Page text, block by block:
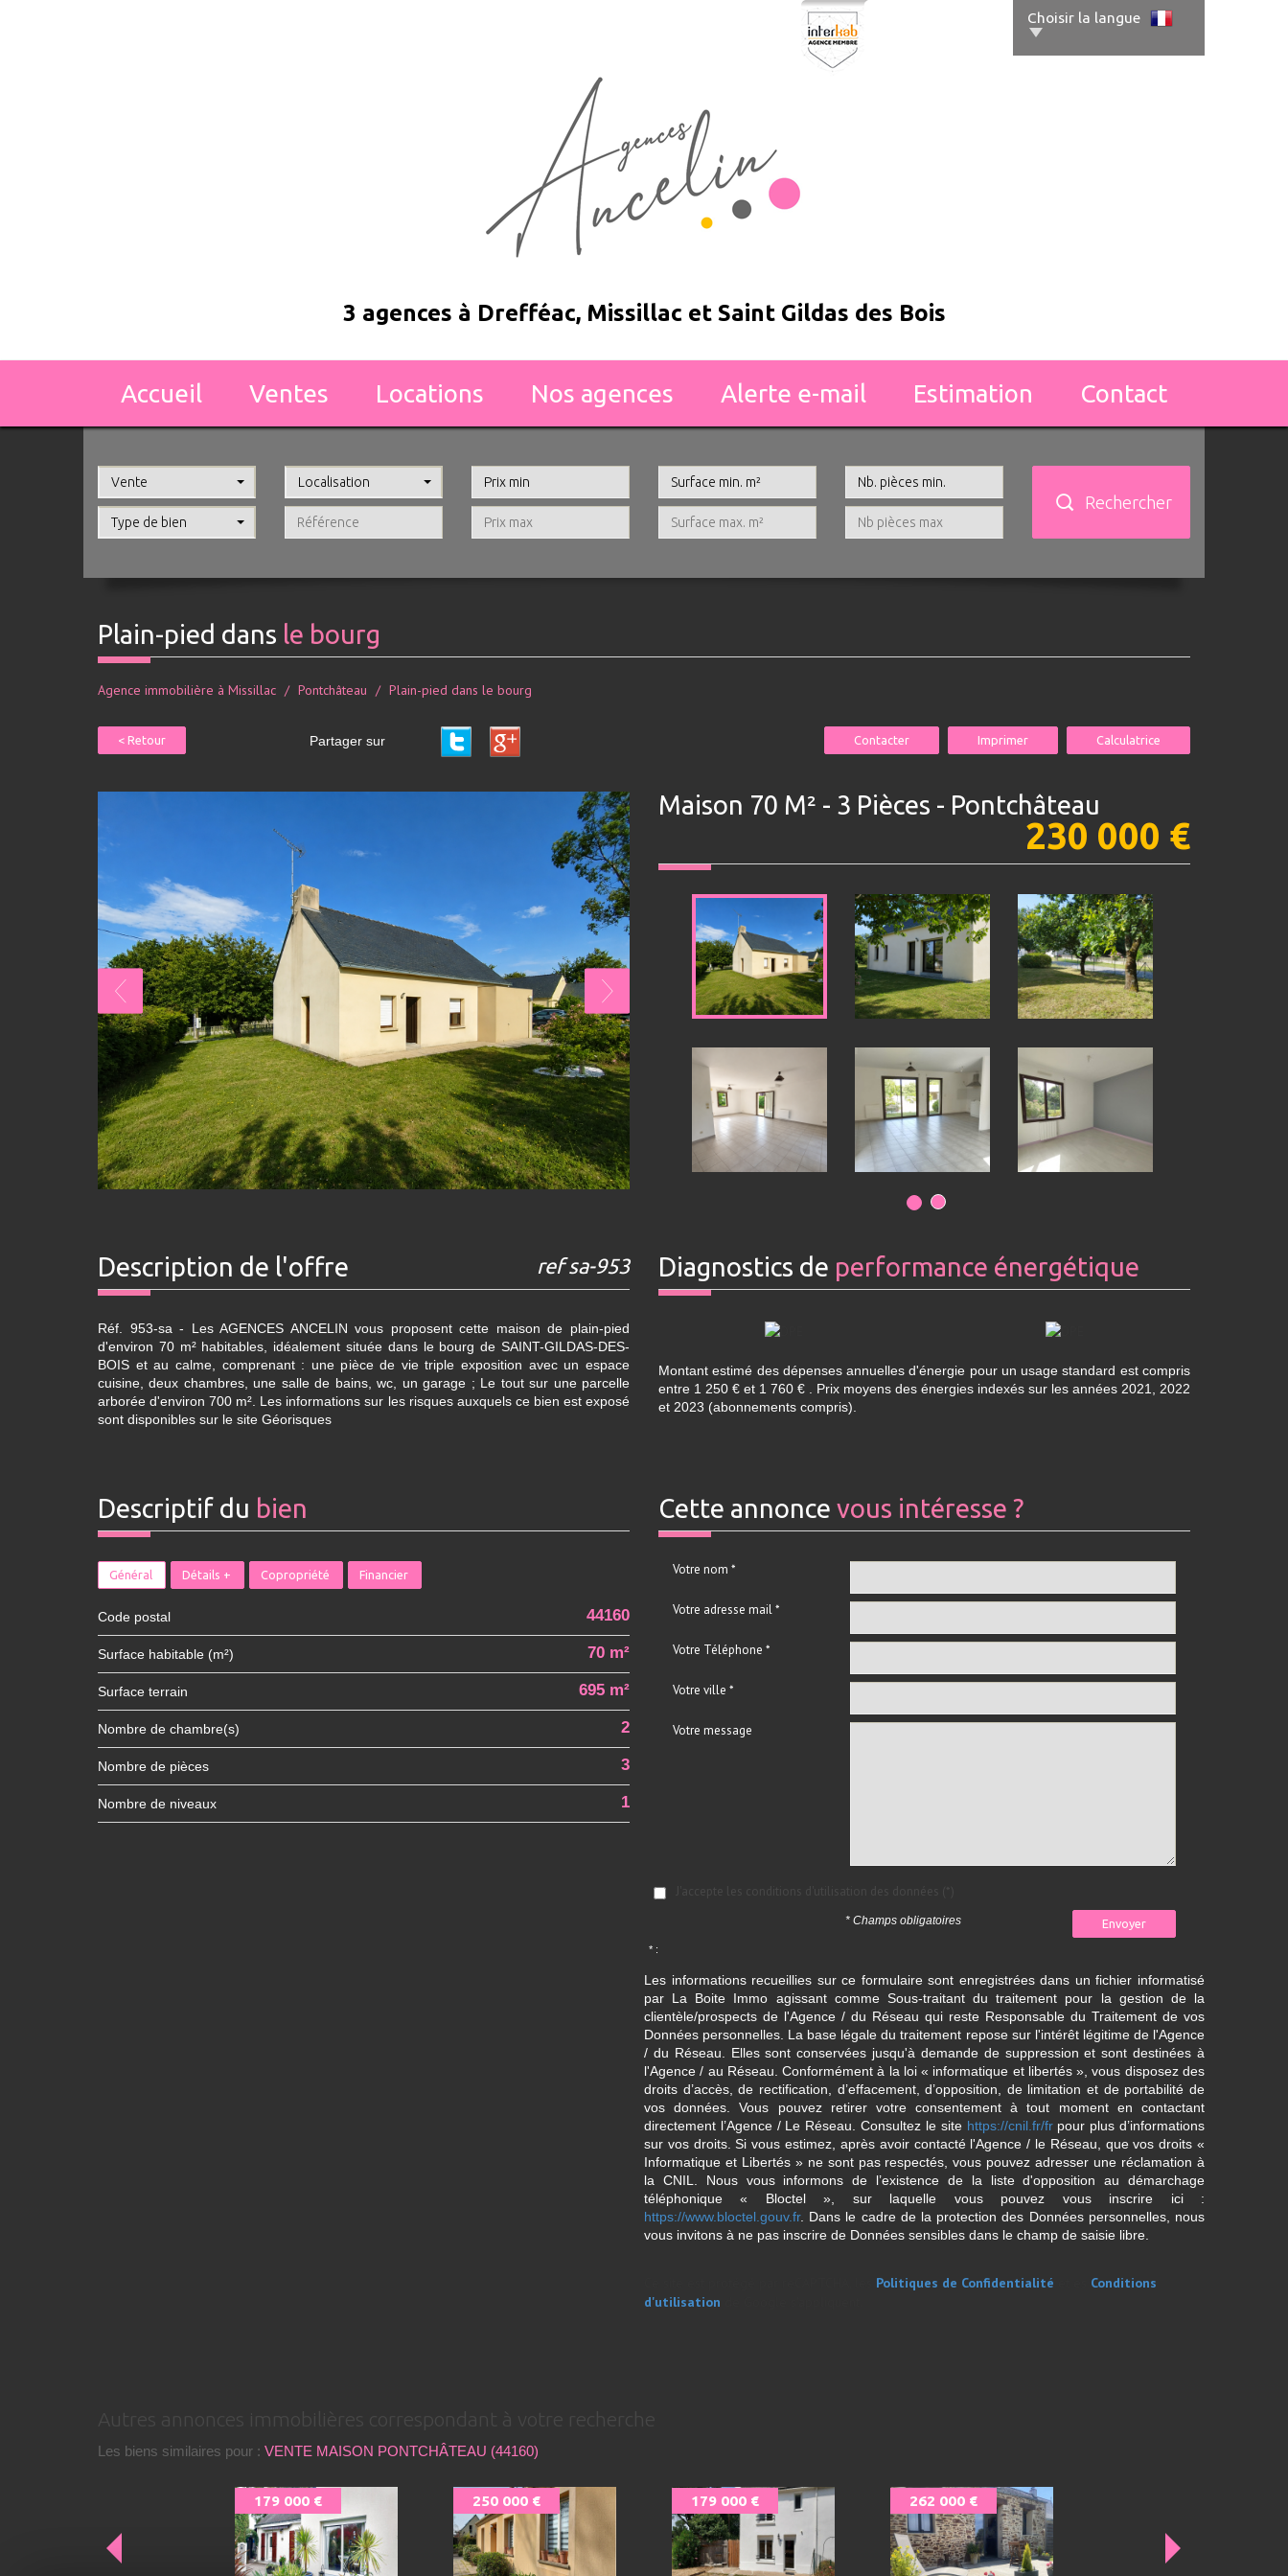
Choisir la langue
3 agences à Drefféac, Missillac et Saint Gildas des Bois
accueil ventes locations nos agences alerte e-mail estimation contact
Vente
Type de bien
Localisation
Rechercher
plain-pied dans le bourg
Agence immobilière à Missillac Pontchâteau Plain-pied dans le bourg
< Retour Partager sur Contacter Imprimer Calculatrice
Maison 70 M² - 3 Pièces - Pontchâteau
230 000 €
description de l'offre ref sa-953
Réf. 953-sa - Les AGENCES ANCELIN vous proposent cette maison de plain-pied
d'environ 70 m² habitables, idéalement située dans le bourg de SAINT-GILDAS-DES-
BOIS et au calme, comprenant : une pièce de vie triple exposition avec un espace
cuisine, deux chambres, une salle de bains, wc, un garage ; Le tout sur une parcelle
arborée d'environ 700 m². Les informations sur les risques auxquels ce bien est exposé
sont disponibles sur le site Géorisques
diagnostics de performance énergétique
Montant estimé des dépenses annuelles d'énergie pour un usage standard est compris
entre 1 250 € et 1 760 € . Prix moyens des énergies indexés sur les années 2021, 2022
et 2023 (abonnements compris).
descriptif du bien
Général Détails + Copropriété Financier
Code postal 44160
Surface habitable (m²) 70 m²
surface terrain 695 m²
Nombre de chambre(s) 2
Nombre de pièces 3
Nombre de niveaux 1
cette annonce vous intéresse ?
Votre nom *
Votre adresse mail *
Votre Téléphone *
Votre ville *
Votre message
Envoyer
* Champs obligatoires
* :
Les informations recueillies sur ce formulaire sont enregistrées dans un fichier informatisé
par La Boite Immo agissant comme Sous-traitant du traitement pour la gestion de la
clientèle/prospects de l'Agence / du Réseau qui reste Responsable du Traitement de vos
Données personnelles. La base légale du traitement repose sur l'intérêt légitime de l'Agence
/ du Réseau. Elles sont conservées jusqu'à demande de suppression et sont destinées à
l'Agence / au Réseau. Conformément à la loi « informatique et libertés », vous disposez des
droits d’accès, de rectification, d’effacement, d’opposition, de limitation et de portabilité de
vos données. Vous pouvez retirer votre consentement à tout moment en contactant
directement l’Agence / Le Réseau. Consultez le site https://cnil.fr/frpour plus d’informations
sur vos droits. Si vous estimez, après avoir contacté l'Agence / le Réseau, que vos droits «
Informatique et Libertés » ne sont pas respectés, vous pouvez adresser une réclamation à
la CNIL. Nous vous informons de l’existence de la liste d'opposition au démarchage
téléphonique « Bloctel », sur laquelle vous pouvez vous inscrire ici :
https://www.bloctel.gouv.fr. Dans le cadre de la protection des Données personnelles, nous
vous invitons à ne pas inscrire de Données sensibles dans le champ de saisie libre.
Politiques de Confidentialité
Conditions
d'utilisation
autres annonces immobilières correspondant à votre recherche
Les biens similaires pour : VENTE MAISON PONTCHÂTEAU (44160)
179 000 € 250 000 € 179 000 € 262 000 €